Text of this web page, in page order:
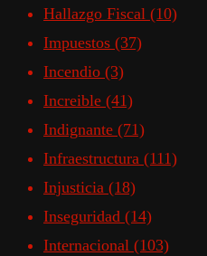
Hallazgo Fiscal (10)
Impuestos (37)
Incendio (3)
Increible (41)
Indignante (71)
Infraestructura (111)
Injusticia (18)
Inseguridad (14)
Internacional (103)